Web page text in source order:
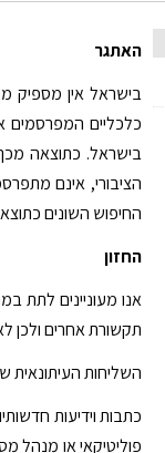
האתגר
בישראל אין מספיק
כלכליים המפרסמים
בישראל. כתוצאה
הציבורי, אינם
החיפוש השונים
החזון
אנו מעוניינים לתת
תקשורת אחרים ולכן
השליחות העיתונאית
כתבות וידיעות
פוליטיקאי או מנהל